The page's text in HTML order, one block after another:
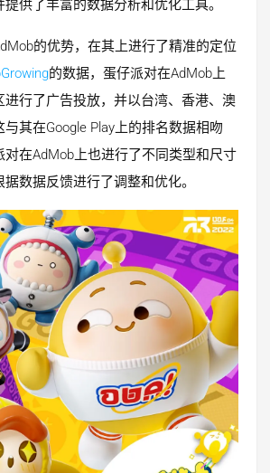
供了丰富的数据分析和优化工具。
的优势，在其上进行了精准的定位
的数据，蛋仔派对在AdMob上
进行了广告投放，并以台湾、香港、澳
其在Google Play上的排名数据相吻
在AdMob上也进行了不同类型和尺寸
数据反馈进行了调整和优化。